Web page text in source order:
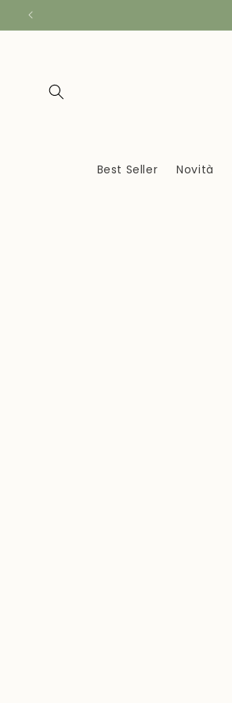
direttamente
ai contenuti
Best Seller Novità